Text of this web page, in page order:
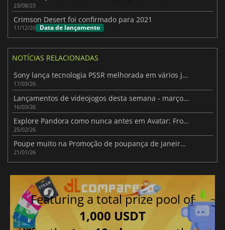
23/08/23
Crimson Desert foi confirmado para 2021
11/12/20 Data de lançamento
NOTÍCIAS RELACIONADAS
Sony lança tecnologia PSSR melhorada em vários jogos para a PlayStation 5 Pro
17/03/26
Lançamentos de videojogos desta semana - março de 2026 (Semana 12)
16/03/26
Explore Pandora como nunca antes em Avatar: Frontiers of Pandora
25/02/26
Poupe muito na Promoção de poupança de janeiro 2026 da Fanatical com ofertas até 96% de desconto
21/01/26
Featuring a total prize pool of
1,000 USDT